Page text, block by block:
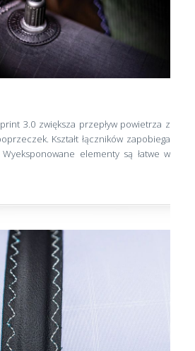
3.0 zwiększa przepływ powietrza z
Kształt łączników zapobiega
Wyeksponowane elementy są łatwe w